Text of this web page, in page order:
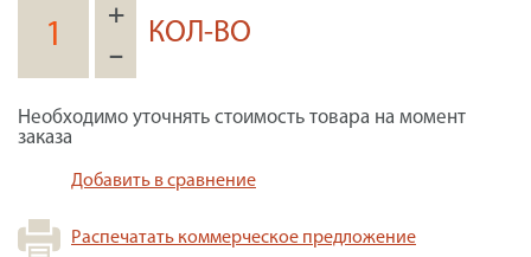
+
–
КОЛ-ВО
Необходимо уточнять стоимость товара на момент
заказа
Добавить в сравнение
Распечатать коммерческое предложение